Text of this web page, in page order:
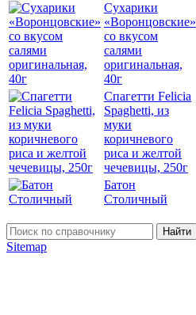
Сухарики
«Воронцовские»
со вкусом
салями
оригинальная,
40г
Спагетти Felicia
Spaghetti, из
муки
коричневого
риса и желтой
чечевицы, 250г
Батон
Столичный
Найти
Sitemap